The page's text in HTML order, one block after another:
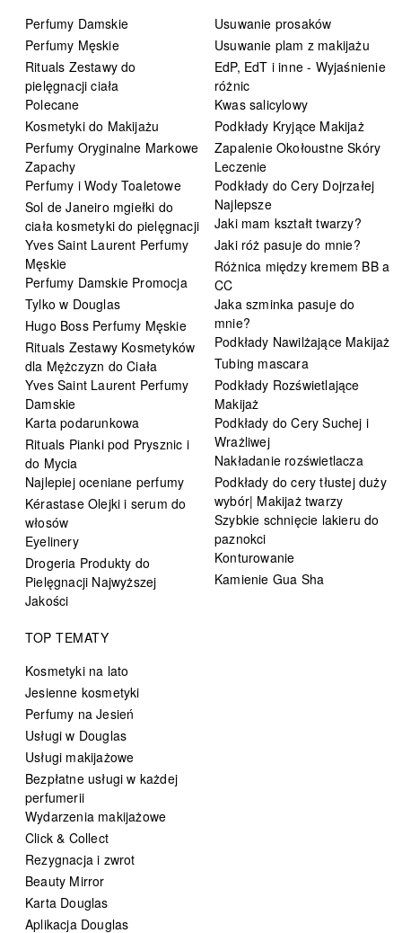
Perfumy Damskie
Perfumy Męskie
Rituals Zestawy do
pielęgnacji ciała
Polecane
Kosmetyki do Makijażu
Perfumy Oryginalne Markowe
Zapachy
Perfumy i Wody Toaletowe
Sol de Janeiro mgiełki do
ciała kosmetyki do pielęgnacji
Yves Saint Laurent Perfumy
Męskie
Perfumy Damskie Promocja
Tylko w Douglas
Hugo Boss Perfumy Męskie
Rituals Zestawy Kosmetyków
dla Mężczyzn do Ciała
Yves Saint Laurent Perfumy
Damskie
Karta podarunkowa
Rituals Pianki pod Prysznic i
do Mycia
Najlepiej oceniane perfumy
Kérastase Olejki i serum do
włosów
Eyelinery
Drogeria Produkty do
Pielęgnacji Najwyższej
Jakości
Usuwanie prosaków
Usuwanie plam z makijażu
EdP, EdT i inne - Wyjaśnienie
różnic
Kwas salicylowy
Podkłady Kryjące Makijaż
Zapalenie Okołoustne Skóry
Leczenie
Podkłady do Cery Dojrzałej
Najlepsze
Jaki mam kształt twarzy?
Jaki róż pasuje do mnie?
Różnica między kremem BB a
CC
Jaka szminka pasuje do
mnie?
Podkłady Nawilżające Makijaż
Tubing mascara
Podkłady Rozświetlające
Makijaż
Podkłady do Cery Suchej i
Wrażliwej
Nakładanie rozświetlacza
Podkłady do cery tłustej duży
wybór| Makijaż twarzy
Szybkie schnięcie lakieru do
paznokci
Konturowanie
Kamienie Gua Sha
TOP TEMATY
Kosmetyki na lato
Jesienne kosmetyki
Perfumy na Jesień
Usługi w Douglas
Usługi makijażowe
Bezpłatne usługi w każdej
perfumerii
Wydarzenia makijażowe
Click & Collect
Rezygnacja i zwrot
Beauty Mirror
Karta Douglas
Aplikacja Douglas